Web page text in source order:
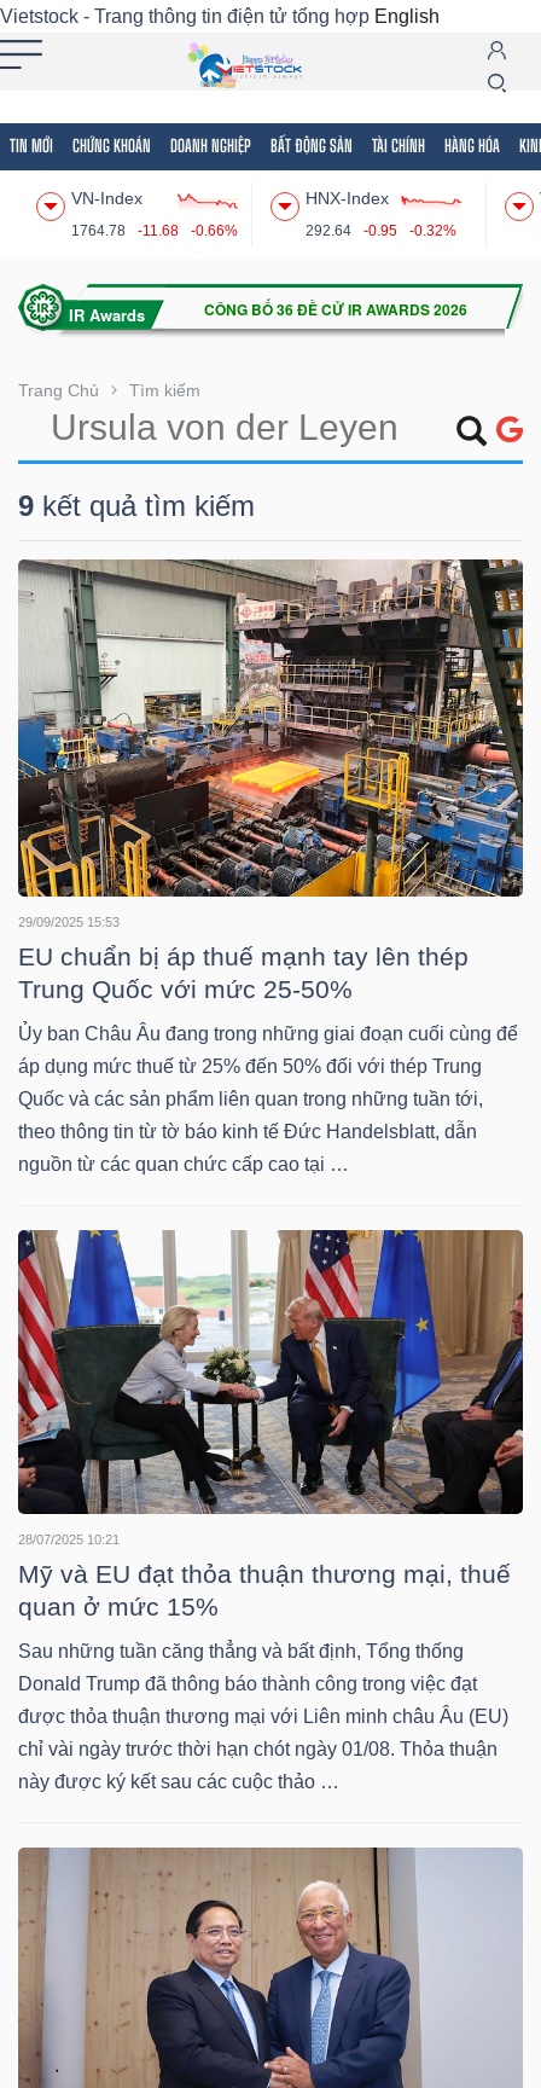
Vietstock - Trang thông tin điện tử tổng hợp English
TIN MỚI CHỨNG KHOÁN DOANH NGHIỆP BẤT ĐỘNG SẢN TÀI CHÍNH HÀNG HÓA
VN-Index
1764.78 -11.68 -0.66%
HNX-Index
292.64 -0.95 -0.32%
Trang Chủ Tìm kiếm
9 kết quả tìm kiếm
29/09/2025 15:53
EU chuẩn bị áp thuế mạnh tay lên thép
Trung Quốc với mức 25-50%
Ủy ban Châu Âu đang trong những giai đoạn cuối cùng để
áp dụng mức thuế từ 25% đến 50% đối với thép Trung
Quốc và các sản phẩm liên quan trong những tuần tới,
theo thông tin từ tờ báo kinh tế Đức Handelsblatt, dẫn
nguồn từ các quan chức cấp cao tại …
28/07/2025 10:21
Mỹ và EU đạt thỏa thuận thương mại, thuế
quan ở mức 15%
Sau những tuần căng thẳng và bất định, Tổng thống
Donald Trump đã thông báo thành công trong việc đạt
được thỏa thuận thương mại với Liên minh châu Âu (EU)
chỉ vài ngày trước thời hạn chót ngày 01/08. Thỏa thuận
này được ký kết sau các cuộc thảo …
Tất cả Tính năng Ngành Mã chứng khoán
Tính
(-)
VIETSTOCK
KHOÁN
DOANH
NGHIỆP
BẤT
ĐỘNG
SẢN
TÀI
CHÍNH
HÀNG
HÓA
KINH
TẾ
THẾ
GIỚI
ĐÔNG
DƯƠNG
TÀI
CHÍNH
CÁ
NHÂN
VIETSTOCKFINANCE